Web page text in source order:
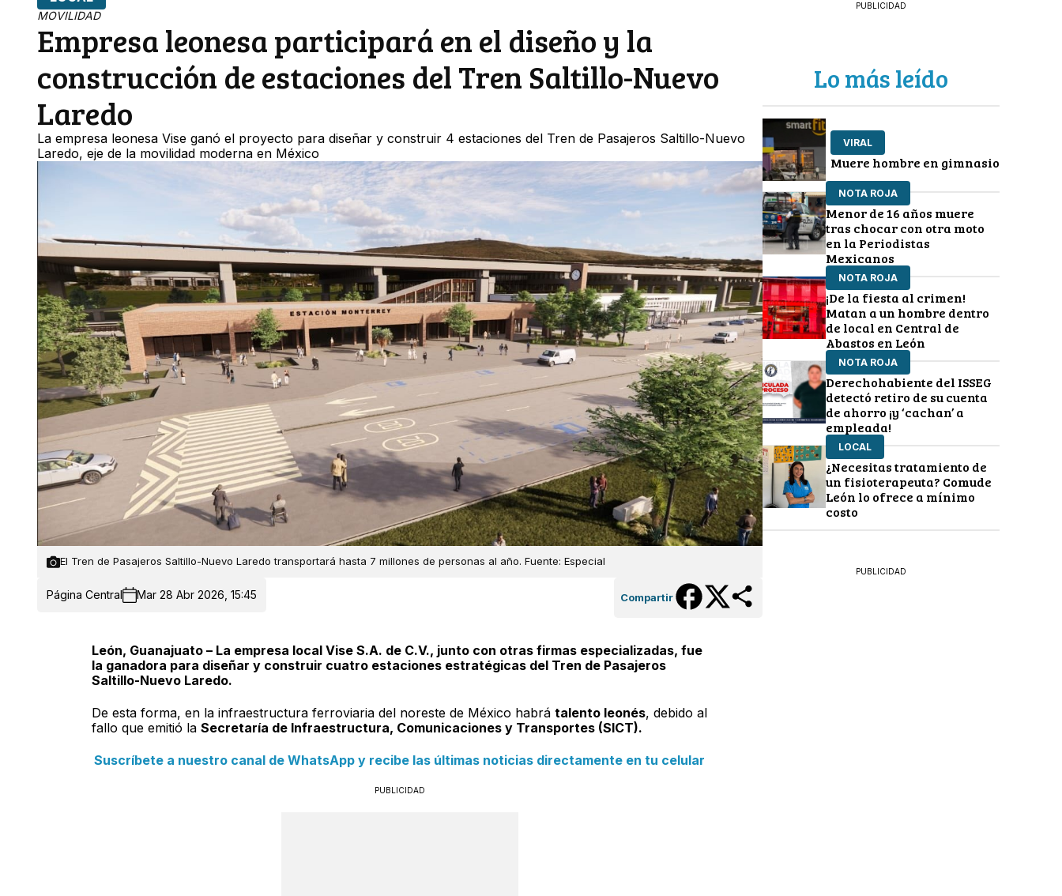
MOVILIDAD
Empresa leonesa participará en el diseño y la
construcción de estaciones del Tren Saltillo-Nuevo
Laredo
La empresa leonesa Vise ganó el proyecto para diseñar y construir 4 estaciones del Tren de Pasajeros Saltillo-Nuevo
Laredo, eje de la movilidad moderna en México
El Tren de Pasajeros Saltillo-Nuevo Laredo transportará hasta 7 millones de personas al año. Fuente: Especial
Página Central Mar 28 Abr 2026, 15:45 Compartir
León, Guanajuato – La empresa local Vise S.A. de C.V., junto con otras firmas especializadas, fue
la ganadora para diseñar y construir cuatro estaciones estratégicas del Tren de Pasajeros
Saltillo-Nuevo Laredo.
De esta forma, en la infraestructura ferroviaria del noreste de México habrá talento leonés, debido al
fallo que emitió la Secretaría de Infraestructura, Comunicaciones y Transportes (SICT).
Suscríbete a nuestro canal de WhatsApp y recibe las últimas noticias directamente en tu celular
PUBLICIDAD
PUBLICIDAD
Lo más leído
VIRAL
Muere hombre en gimnasio
NOTA ROJA
Menor de 16 años muere
tras chocar con otra moto
en la Periodistas
Mexicanos
NOTA ROJA
¡De la fiesta al crimen!
Matan a un hombre dentro
de local en Central de
Abastos en León
NOTA ROJA
Derechohabiente del ISSEG
detectó retiro de su cuenta
de ahorro ¡y ‘cachan’ a
empleada!
LOCAL
¿Necesitas tratamiento de
un fisioterapeuta? Comude
León lo ofrece a mínimo
costo
PUBLICIDAD